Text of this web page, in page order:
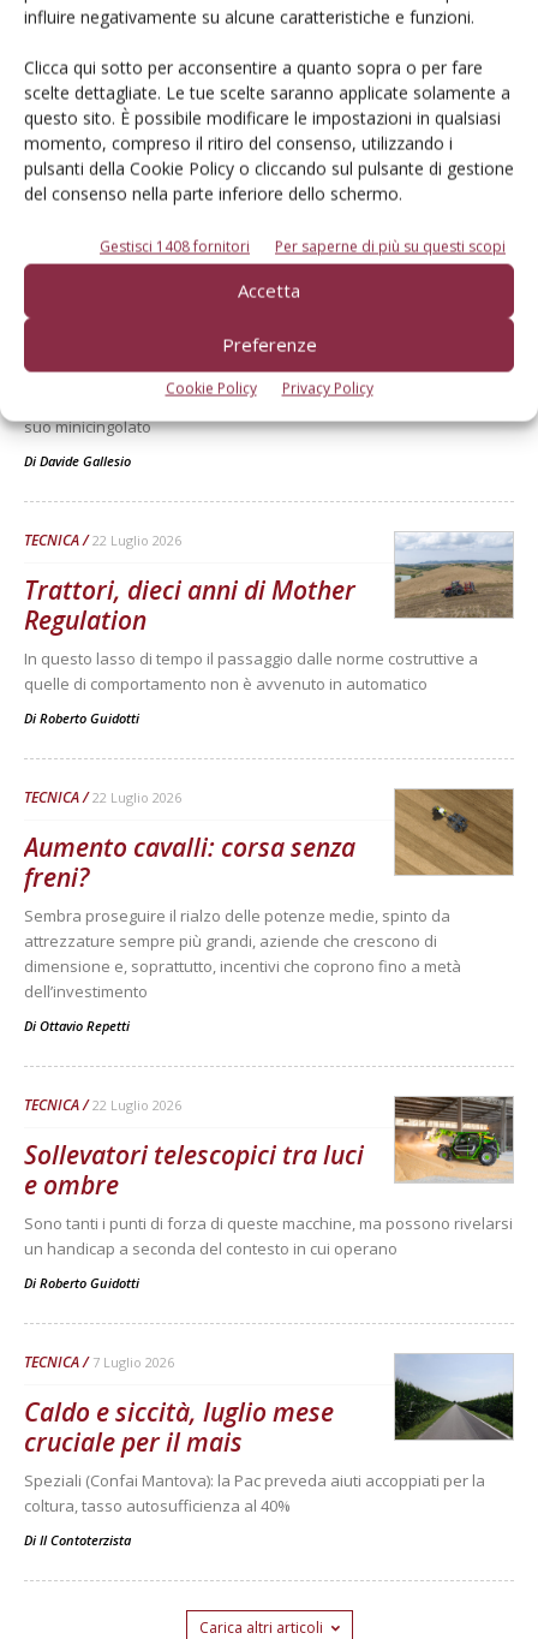
influire negativamente su alcune caratteristiche e funzioni.
Clicca qui sotto per acconsentire a quanto sopra o per fare
scelte dettagliate. Le tue scelte saranno applicate solamente a
questo sito. È possibile modificare le impostazioni in qualsiasi
momento, compreso il ritiro del consenso, utilizzando i
pulsanti della Cookie Policy o cliccando sul pulsante di gestione
del consenso nella parte inferiore dello schermo.
Gestisci 1408 fornitori Per saperne di più su questi scopi
Accetta
Preferenze
Cookie Policy Privacy Policy
Dalla stessa categoria
22 Luglio 2026
Merlo, restyling Turbofarmer e
Merlo ha aggiornato la sua gamma di telescopici TF e Roto, assieme
a un nuovo trattore multifunzione e a una versione full electric del
suo minicingolato
Di Davide Gallesio
TECNICA 22 Luglio 2026
Trattori, dieci anni di Mother
Regulation
In questo lasso di tempo il passaggio dalle norme costruttive a
quelle di comportamento non è avvenuto in automatico
Di Roberto Guidotti
TECNICA 22 Luglio 2026
Aumento cavalli: corsa senza
freni?
Sembra proseguire il rialzo delle potenze medie, spinto da
attrezzature sempre più grandi, aziende che crescono di
dimensione e, soprattutto, incentivi che coprono fino a metà
dell’investimento
Di Ottavio Repetti
TECNICA 22 Luglio 2026
Sollevatori telescopici tra luci
e ombre
Sono tanti i punti di forza di queste macchine, ma possono rivelarsi
un handicap a seconda del contesto in cui operano
Di Roberto Guidotti
TECNICA 7 Luglio 2026
Caldo e siccità, luglio mese
cruciale per il mais
Speziali (Confai Mantova): la Pac preveda aiuti accoppiati per la
coltura, tasso autosufficienza al 40%
Di Il Contoterzista
Carica altri articoli